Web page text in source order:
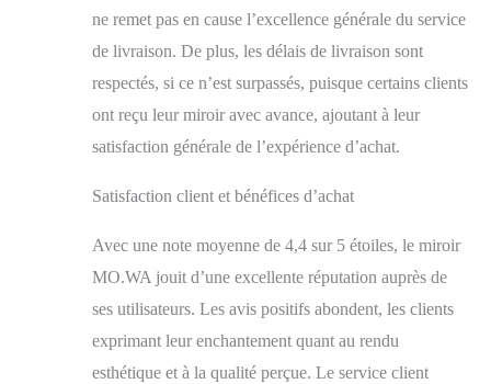
ne remet pas en cause l’excellence générale du service
de livraison. De plus, les délais de livraison sont
respectés, si ce n’est surpassés, puisque certains clients
ont reçu leur miroir avec avance, ajoutant à leur
satisfaction générale de l’expérience d’achat.
Satisfaction client et bénéfices d’achat
Avec une note moyenne de 4,4 sur 5 étoiles, le miroir
MO.WA jouit d’une excellente réputation auprès de
ses utilisateurs. Les avis positifs abondent, les clients
exprimant leur enchantement quant au rendu
esthétique et à la qualité perçue. Le service client